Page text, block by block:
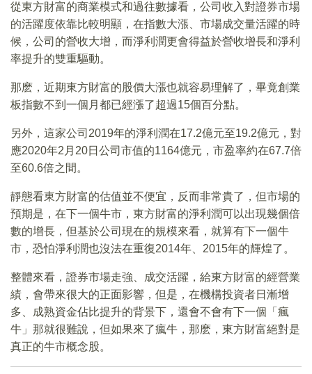
從東方財富的商業模式和過往數據看，公司收入對證券市場
的活躍度依靠比較明顯，在指數大漲、市場成交量活躍的時
候，公司的營收大增，而淨利潤更會得益於營收增長和淨利
率提升的雙重驅動。
那麽，近期東方財富的股價大漲也就容易理解了，畢竟創業
板指數不到一個月都已經漲了超過15個百分點。
另外，這家公司2019年的淨利潤在17.2億元至19.2億元，對
應2020年2月20日公司市值的1164億元，市盈率約在67.7倍
至60.6倍之間。
靜態看東方財富的估值並不便宜，反而非常貴了，但市場的
預期是，在下一個牛市，東方財富的淨利潤可以出現幾個倍
數的增長，但基於公司現在的規模來看，就算有下一個牛
市，恐怕淨利潤也沒法在重復2014年、2015年的輝煌了。
整體來看，證券市場走強、成交活躍，給東方財富的經營業
績，會帶來很大的正面影響，但是，在機構投資者日漸增
多、成熟資金佔比提升的背景下，還會不會有下一個「瘋
牛」那就很難說，但如果來了瘋牛，那麽，東方財富絕對是
真正的牛市概念股。